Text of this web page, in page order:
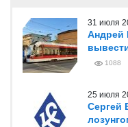
31 июля
Андрей
1088
25 июля
Сергей